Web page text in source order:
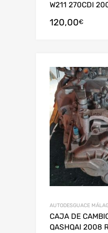
W211 270CDI
120,00€
AUTODESGUACE
CAJA DE
QASHQAI 2008